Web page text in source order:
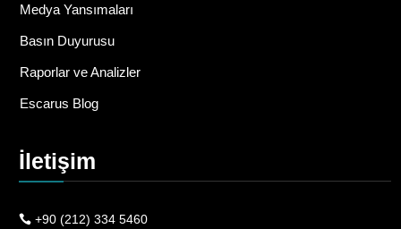
Medya Yansımaları
Basın Duyurusu
Raporlar ve Analizler
Escarus Blog
İletişim
+90 (212) 334 5460